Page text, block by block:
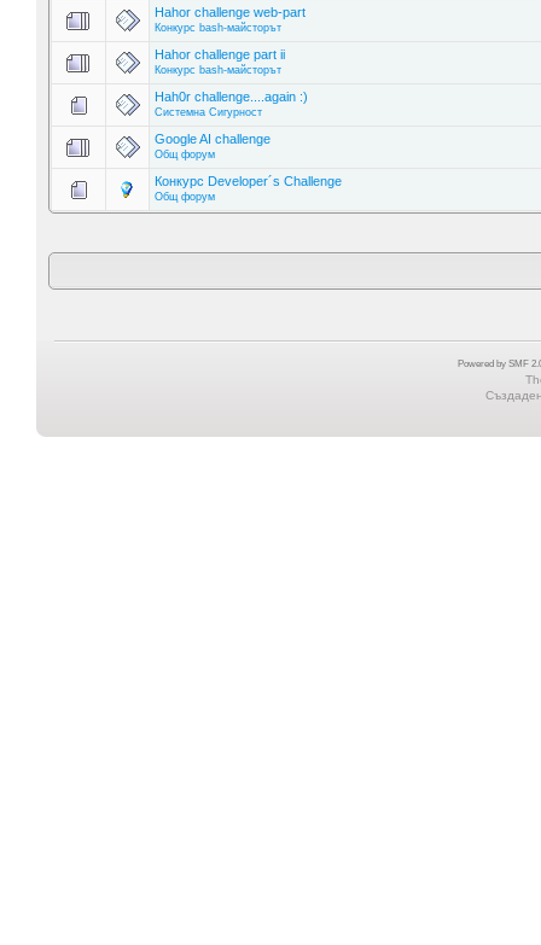
Hahor challenge web-part
Конкурс bash-майсторът
Hahor challenge part ii
Конкурс bash-майсторът
Hah0r challenge....again :)
Системна Сигурност
Google AI challenge
Общ форум
Конкурс Developer´s Challenge
Общ форум
Powered by SMF